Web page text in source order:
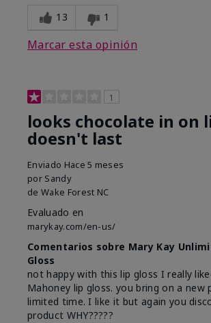
13 1
Marcar esta opinión
1
looks chocolate in on
doesn't last
Enviado Hace 5 meses
por Sandy
de Wake Forest NC
Evaluado en
marykay.com/en-us/
Comentarios sobre Mary Kay
Gloss
not happy with this lip gloss I really
Mahoney lip gloss. you bring on a new
limited time. I like it but again you
product WHY?????